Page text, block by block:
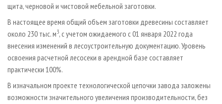
щита, черновой и чистовой мебельной заготовки.
В настоящее время общий объем заготовки древесины составляет
около 230 тыс. м3, с учетом ожидаемого с 01 января 2022 года
внесения изменений в лесоустроительную документацию. Уровень
освоения расчетной лесосеки в арендной базе составляет
практически 100%.
В изначальном проекте технологической цепочки завода заложены
возможности значительного увеличения производительности, без